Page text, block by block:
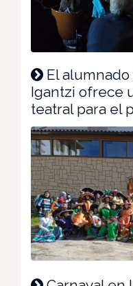
El
Igantzi ofrece
teatral para el